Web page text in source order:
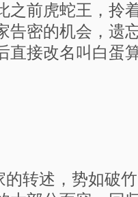
之前虎蛇王，拎
告密的机会，遗
直接改名叫白蛋
转述，势如破